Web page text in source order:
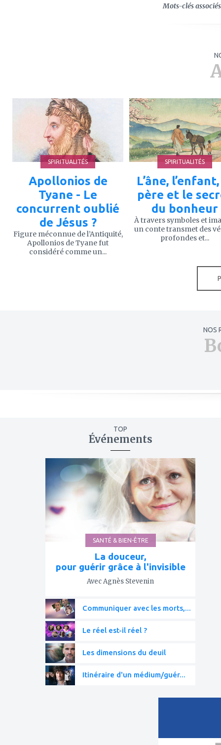
Mots-clés
SPIRITUALITÉS
Apollonios de
Tyane - Le
concurrent oublié
de Jésus ?
Figure méconnue de l’Antiquité,
Apollonios de Tyane fut
considéré comme un...
à
mes
favoris
SPIRITUALITÉS
L’âne,
père et le
du bonheur
À travers symboles et
un conte transmet des
profondes et...
NOS
TOP
Événements
mes
favoris
SANTÉ & BIEN-ÊTRE
La douceur,
pour guérir grâce à l'invisible
Avec Agnès Stevenin
Communiquer avec les morts,...
Le réel est-il réel ?
Les dimensions du deuil
Itinéraire d'un médium/guér...